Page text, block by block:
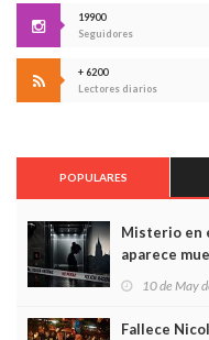
19900
Seguidores
+ 6200
Lectores diarios
POPULARES
Misterio en
aparece
edificio y
10 de May
Fallece